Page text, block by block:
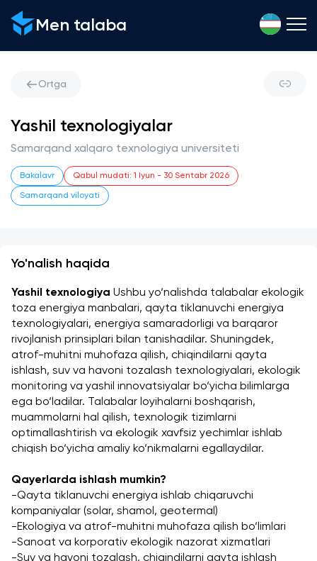
Men talaba
Ortga
Yashil texnologiyalar
Samarqand xalqaro texnologiya universiteti
Bakalavr Qabul mudati: 1 Iyun - 30 Sentabr 2026
Samarqand viloyati
Yo'nalish haqida
Yashil texnologiya Ushbu yo‘nalishda talabalar ekologik
toza energiya manbalari, qayta tiklanuvchi energiya
texnologiyalari, energiya samaradorligi va barqaror
rivojlanish prinsiplari bilan tanishadilar. Shuningdek,
atrof-muhitni muhofaza qilish, chiqindilarni qayta
ishlash, suv va havoni tozalash texnologiyalari, ekologik
monitoring va yashil innovatsiyalar bo‘yicha bilimlarga
ega bo‘ladilar. Talabalar loyihalarni boshqarish,
muammolarni hal qilish, texnologik tizimlarni
optimallashtirish va ekologik xavfsiz yechimlar ishlab
chiqish bo‘yicha amaliy ko‘nikmalarni egallaydilar.
Qayerlarda ishlash mumkin?
-Qayta tiklanuvchi energiya ishlab chiqaruvchi
kompaniyalar (solar, shamol, geotermal)
-Ekologiya va atrof-muhitni muhofaza qilish bo‘limlari
-Sanoat va korporativ ekologik nazorat xizmatlari
-Suv va havoni tozalash, chiqindilarni qayta ishlash